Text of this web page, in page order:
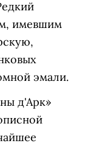
имевшим
эмали.
д'Арк»